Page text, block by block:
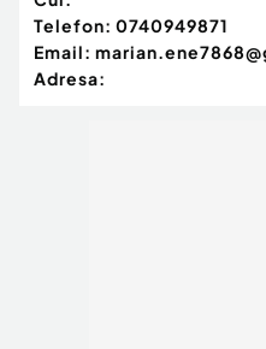
Telefon: 0740949871
Email:
Adresa: